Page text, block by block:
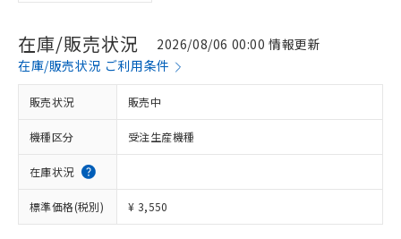
在庫/販売状況
2026/08/06 00:00 情報更新
在庫/販売状況 ご利用条件
販売状況 販売中
機種区分 受注生産機種
在庫状況
標準価格(税別) ¥ 3,550